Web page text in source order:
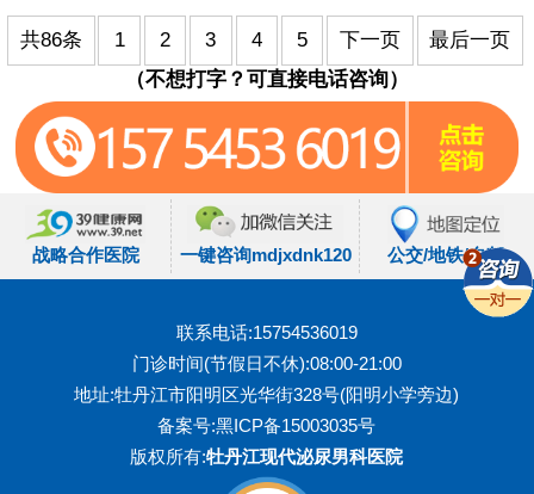
共86条 1 2 3 4 5 下一页
最后一页
（不想打字？可直接电话咨询）
战略合作医院 一键咨询mdjxdnk120 公交/地铁/自驾
联系电话:15754536019
门诊时间(节假日不休):08:00-21:00
地址:牡丹江市阳明区光华街328号(阳明小学旁边)
备案号:黑ICP备15003035号
版权所有:牡丹江现代泌尿男科医院